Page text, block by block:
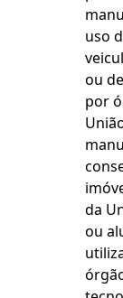
uso
ou
por
da
ou